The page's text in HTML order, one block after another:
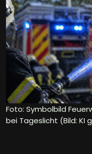
Foto: Symbolbild
bei Tageslicht (Bild: KI